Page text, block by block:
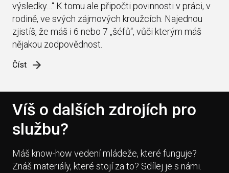
výsledky…“ K tomu ale připočti povinnosti v práci, v
rodině, ve svých zájmových kroužcích. Najednou
zjistíš, že máš i 6 nebo 7 „šéfů“, vůči kterým máš
nějakou zodpovědnost.
Číst
Víš o dalších zdrojích pro
službu?
Máš know-how vedení mládeže, které funguje?
Znáš materiály, které stojí za to? Sdílej je s námi.